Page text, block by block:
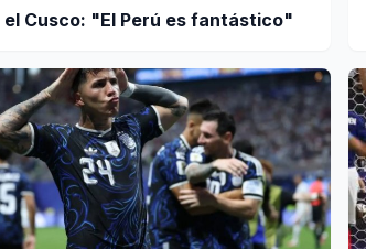
el Cusco: "El Perú es fantástico"